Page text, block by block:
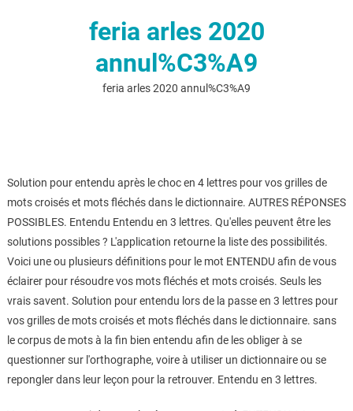
feria arles 2020
annul%C3%A9
feria arles 2020 annul%C3%A9
Solution pour entendu après le choc en 4 lettres pour vos grilles de
mots croisés et mots fléchés dans le dictionnaire. AUTRES RÉPONSES
POSSIBLES. Entendu Entendu en 3 lettres. Qu'elles peuvent être les
solutions possibles ? L'application retourne la liste des possibilités.
Voici une ou plusieurs définitions pour le mot ENTENDU afin de vous
éclairer pour résoudre vos mots fléchés et mots croisés. Seuls les
vrais savent. Solution pour entendu lors de la passe en 3 lettres pour
vos grilles de mots croisés et mots fléchés dans le dictionnaire. sans
le corpus de mots à la fin bien entendu afin de les obliger à se
questionner sur l'orthographe, voire à utiliser un dictionnaire ou se
repongler dans leur leçon pour la retrouver. Entendu en 3 lettres.